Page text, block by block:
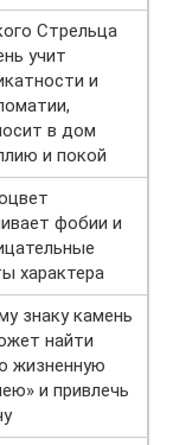
Стрельца
учит
и
в дом
и покой
фобии и
характера
знаку камень
найти
жизненную
и привлечь